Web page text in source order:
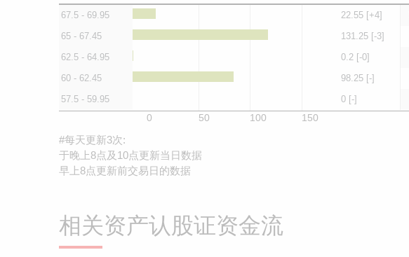
67.5 - 69.95 22.55 [+4]
65 - 67.45
131.25 [-3]
62.5 - 64.95
0.2 [-0]
60 - 62.45
98.25 [-]
57.5 - 59.95
0 [-]
0 50 100 150
#每天更新3次:
于晚上8点及10点更新当日数据
早上8点更新前交易日的数据
相关资产认股证资金流